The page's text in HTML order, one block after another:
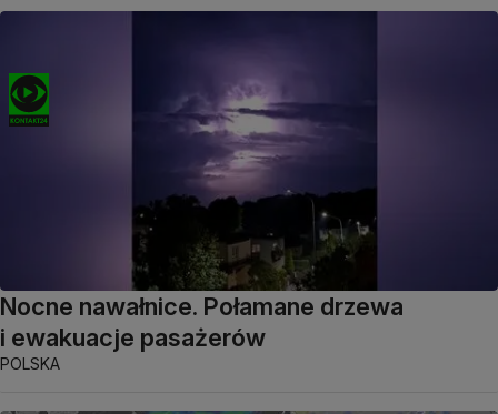
Nocne nawałnice. Połamane drzewa
i ewakuacje pasażerów
POLSKA